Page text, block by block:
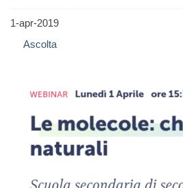
1-apr-2019
Ascolta